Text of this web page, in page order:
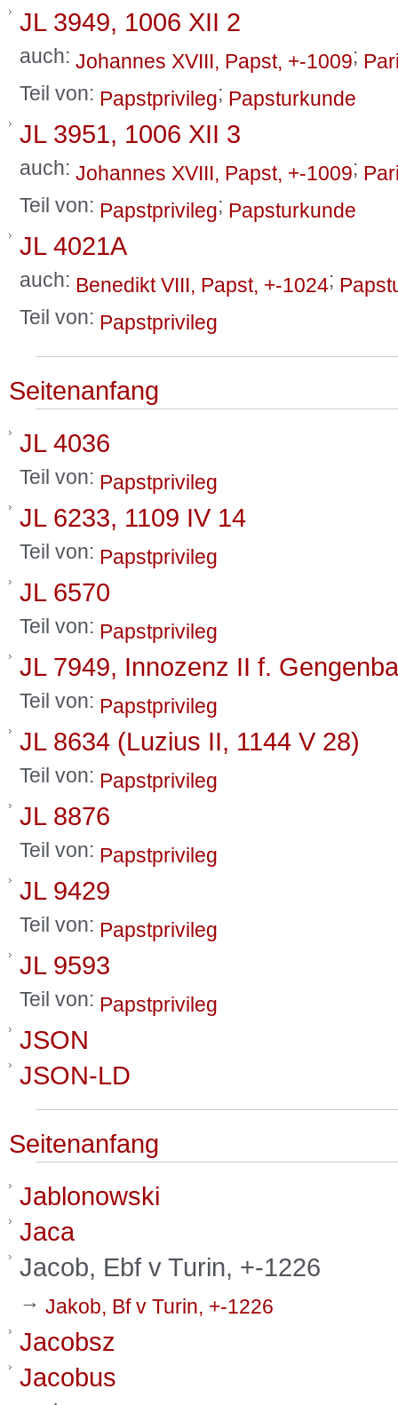
JL 3949, 1006 XII 2
auch: Johannes XVIII, Papst, +-1009;
Teil von: Papstprivileg; Papsturkunde
JL 3951, 1006 XII 3
auch: Johannes XVIII, Papst, +-1009;
Teil von: Papstprivileg; Papsturkunde
JL 4021A
auch: Benedikt VIII, Papst, +-1024;
Teil von: Papstprivileg
Seitenanfang
JL 4036
Teil von: Papstprivileg
JL 6233, 1109 IV 14
Teil von: Papstprivileg
JL 6570
Teil von: Papstprivileg
JL 7949, Innozenz II f.
Teil von: Papstprivileg
JL 8634 (Luzius II, 1144 V 28)
Teil von: Papstprivileg
JL 8876
Teil von: Papstprivileg
JL 9429
Teil von: Papstprivileg
JL 9593
Teil von: Papstprivileg
JSON
JSON-LD
Seitenanfang
Jablonowski
Jaca
Jacob, Ebf v Turin, +-1226
→ Jakob, Bf v Turin, +-1226
Jacobsz
Jacobus